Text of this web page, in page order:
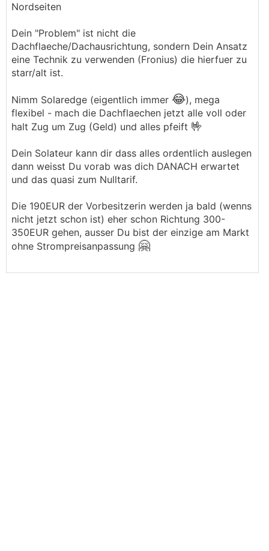
Nordseiten
Dein "Problem" ist nicht die
Dachflaeche/Dachausrichtung, sondern Dein Ansatz
eine Technik zu verwenden (Fronius) die hierfuer zu
starr/alt ist.
Nimm Solaredge (eigentlich immer 😂), mega
flexibel - mach die Dachflaechen jetzt alle voll oder
halt Zug um Zug (Geld) und alles pfeift 🤟
Dein Solateur kann dir dass alles ordentlich auslegen
dann weisst Du vorab was dich DANACH erwartet
und das quasi zum Nulltarif.
Die 190EUR der Vorbesitzerin werden ja bald (wenns
nicht jetzt schon ist) eher schon Richtung 300-
350EUR gehen, ausser Du bist der einzige am Markt
ohne Strompreisanpassung 🤗